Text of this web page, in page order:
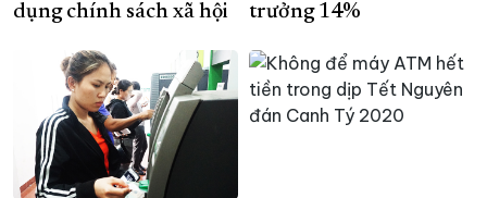
dụng chính sách xã hội
trưởng 14%